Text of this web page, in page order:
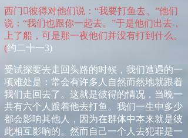
西门 彼得对他们说：“我要打鱼去。”他们
说：“我们也跟你一起去。”于是他们出去，
上了船，可是那一夜他们并没有打到什么。
(约二十一3)
受试探要去走回头路的时候，我们遭遇的一
项难处是：常会有许多人自然而然地就跟着
我们走回去了。这就是彼得的情况，当晚一
共有六个人跟着他去打鱼。我们一生中多少
都会影响其他人，因为在群体中本来就是彼
此相互影响的。然而自己一个人去犯罪是一